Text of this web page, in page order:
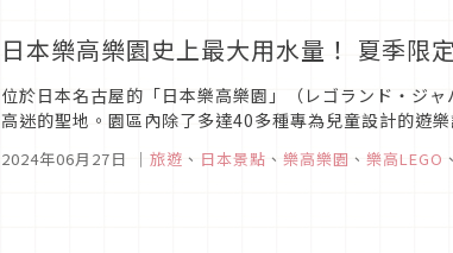
日本樂高樂園史上最大用水量！ 夏季
位於日本名古屋的「日本樂高樂園」（レゴランド・ジ
高迷的聖地。園區內除了多達40多種專為兒童設計的遊
2024年06月27日 ｜ 旅遊 、 日本景點 、 樂高樂園 、 樂高LEGO 、